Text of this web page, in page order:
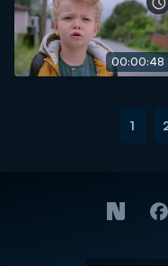
00:00:48
1